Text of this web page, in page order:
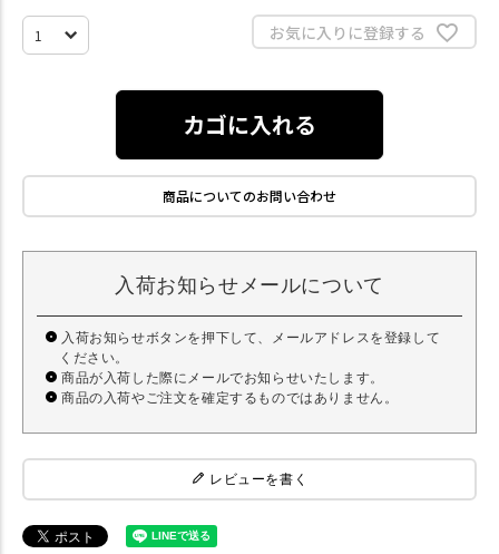
お気に入りに登録する
カゴに入れる
商品についてのお問い合わせ
入荷お知らせメールについて
入荷お知らせボタンを押下して、メールアドレスを登録して
ください。
商品が入荷した際にメールでお知らせいたします。
商品の入荷やご注文を確定するものではありません。
レビューを書く